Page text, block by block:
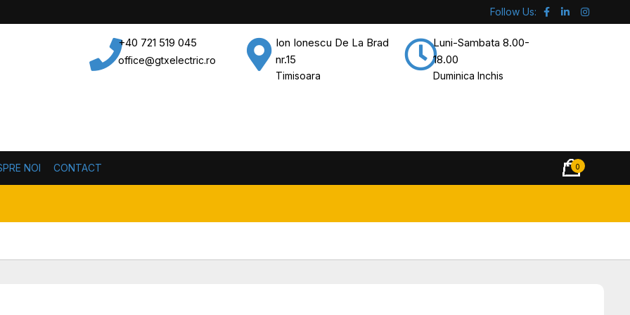
Follow Us:
+40 721 519 045
office@gtxelectric.ro
Ion Ionescu De La Brad
nr.15
Timisoara
Luni-Sambata 8.00-
18.00
Duminica Inchis
NOI CONTACT 0